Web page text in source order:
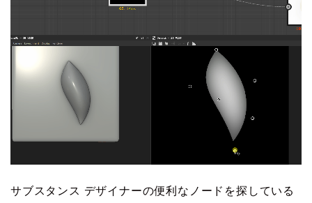
サブスタンス デザイナーの便利なノードを探している